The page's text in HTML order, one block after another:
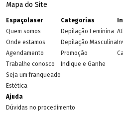
Mapa do Site
Espaçolaser
Quem somos
Onde estamos
Agendamento
Trabalhe conosco
Seja um franqueado
Estética
Categorias
Depilação Feminina
Depilação Masculina
Promoção
Indique e Ganhe
Ajuda
Dúvidas no procedimento